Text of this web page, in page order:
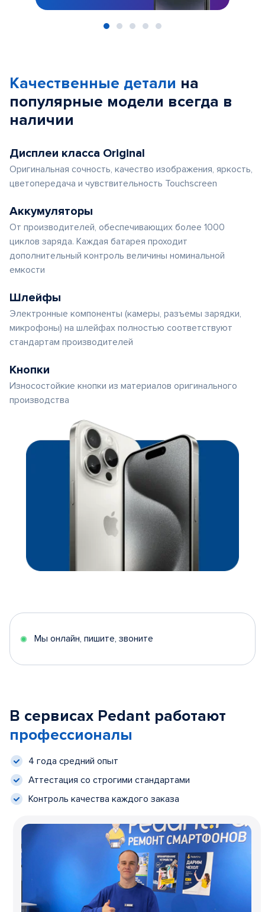
Качественные детали на
популярные модели всегда в
наличии
Дисплеи класса Original
Оригинальная сочность, качество изображения, яркость,
цветопередача и чувствительность Touchscreen
Аккумуляторы
От производителей, обеспечивающих более 1000
циклов заряда. Каждая батарея проходит
дополнительный контроль величины номинальной
емкости
Шлейфы
Электронные компоненты (камеры, разъемы зарядки,
микрофоны) на шлейфах полностью соответствуют
стандартам производителей
Кнопки
Износостойкие кнопки из материалов оригинального
производства
Мы онлайн, пишите, звоните
В сервисах Pedant работают
профессионалы
4 года средний опыт
Аттестация со строгими стандартами
Контроль качества каждого заказа